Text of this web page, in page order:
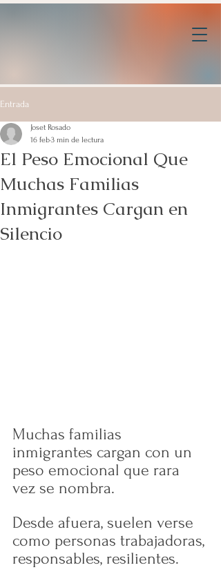
Entrada
El Peso Emocional Que
Muchas Familias
Inmigrantes Cargan en
Silencio
Joset Rosado
16 feb3 min de lectura
Muchas familias
inmigrantes cargan con un
peso emocional que rara
vez se nombra.
Desde afuera, suelen verse
como personas trabajadoras,
responsables, resilientes.